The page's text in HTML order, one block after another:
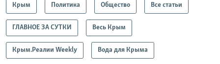
Крым Политика Общество Все статьи
ГЛАВНОЕ ЗА СУТКИ Весь Крым
Крым.Реалии Weekly Вода для Крыма